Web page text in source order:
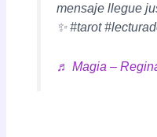
mensaje llegue
✨ #tarot
♬ Magia –